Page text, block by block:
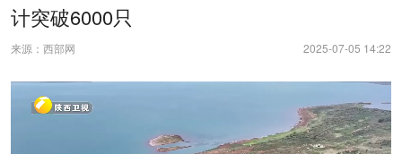
计突破6000只
来源：西部网 2025-07-05 14:22